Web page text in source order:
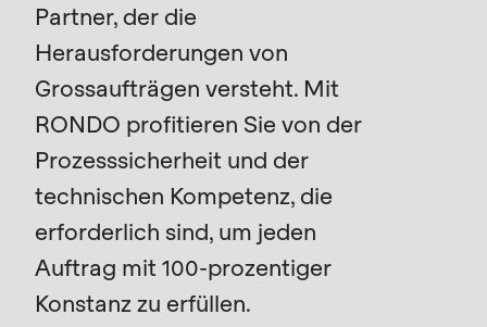
()
(line
592
of
modules/custom/rondo_contact/src/
Deprecated
function:
mb_substr():
Passing
Partner, der die
Herausforderungen von
Grossaufträgen versteht. Mit
RONDO profitieren Sie von der
Prozesssicherheit und der
technischen Kompetenz, die
erforderlich sind, um jeden
Auftrag mit 100-prozentiger
Konstanz zu erfüllen.